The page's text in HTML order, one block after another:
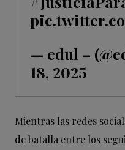
— edul –
18, 2025
Mientras las redes
de batalla entre los